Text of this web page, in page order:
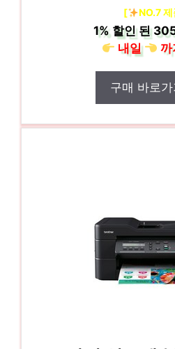
[ NO.7
1%할인 된
내일
까
구매 바로가